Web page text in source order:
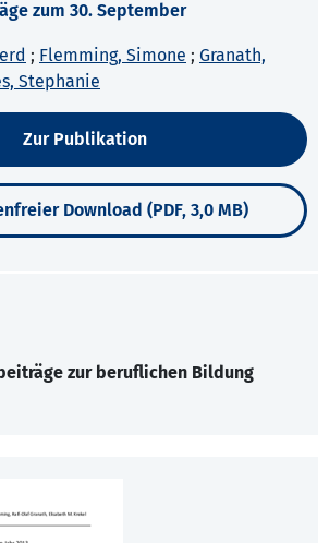
zum 30. September
; Flemming, Simone ; Granath,
Stephanie
Zur Publikation
Download (PDF, 3,0 MB)
zur beruflichen Bildung